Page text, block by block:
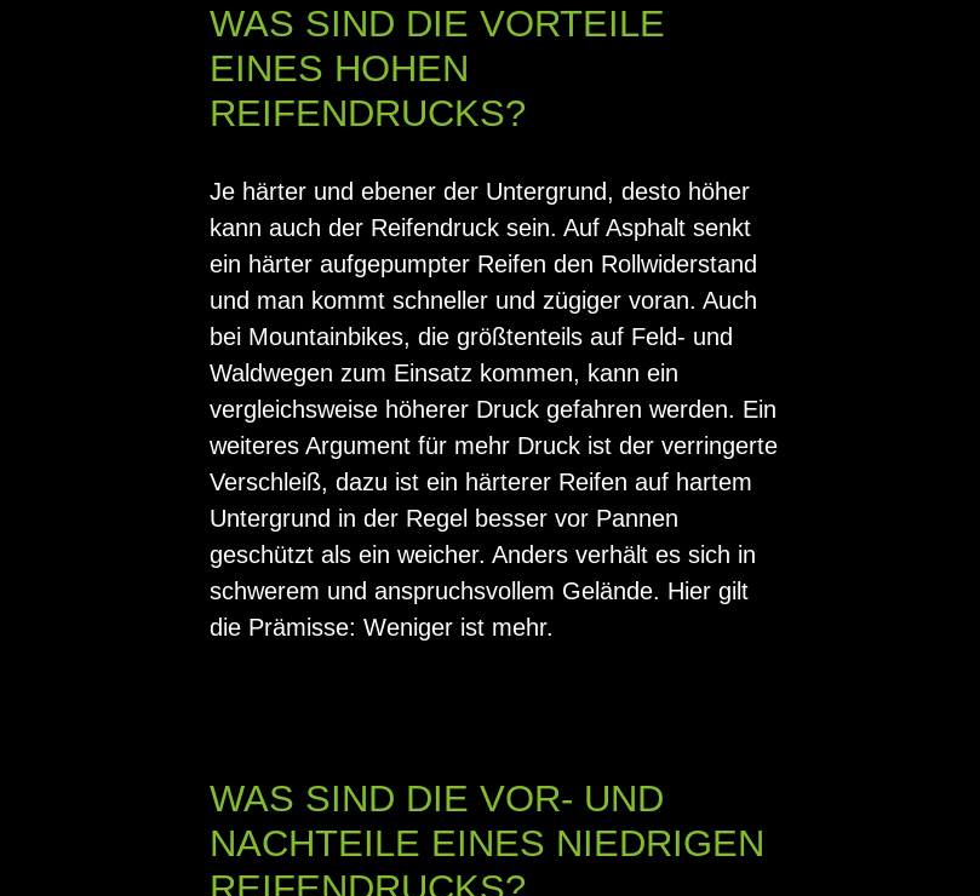
WAS SIND DIE VORTEILE
EINES HOHEN
REIFENDRUCKS?
Je härter und ebener der Untergrund, desto höher
kann auch der Reifendruck sein. Auf Asphalt senkt
ein härter aufgepumpter Reifen den Rollwiderstand
und man kommt schneller und zügiger voran. Auch
bei Mountainbikes, die größtenteils auf Feld- und
Waldwegen zum Einsatz kommen, kann ein
vergleichsweise höherer Druck gefahren werden. Ein
weiteres Argument für mehr Druck ist der verringerte
Verschleiß, dazu ist ein härterer Reifen auf hartem
Untergrund in der Regel besser vor Pannen
geschützt als ein weicher. Anders verhält es sich in
schwerem und anspruchsvollem Gelände. Hier gilt
die Prämisse: Weniger ist mehr.
WAS SIND DIE VOR- UND
NACHTEILE EINES NIEDRIGEN